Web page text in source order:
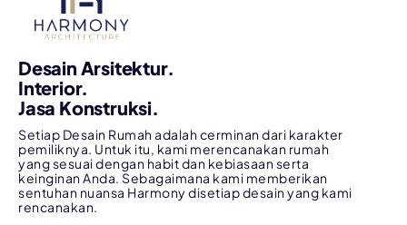
Desain Arsitektur.
Interior.
Jasa Konstruksi.
Setiap Desain Rumah adalah cerminan dari karakter
pemiliknya. Untuk itu, kami merencanakan rumah
yang sesuai dengan habit dan kebiasaan serta
keinginan Anda. Sebagaimana kami memberikan
sentuhan nuansa Harmony disetiap desain yang kami
rencanakan.